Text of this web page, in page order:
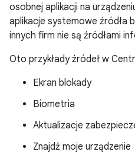
osobnej aplikacji na
aplikacje systemowe źródła
innych firm nie są źródłami
Oto przykłady źródeł w
Ekran blokady
Biometria
Aktualizacje
Znajdź moje urządzenie